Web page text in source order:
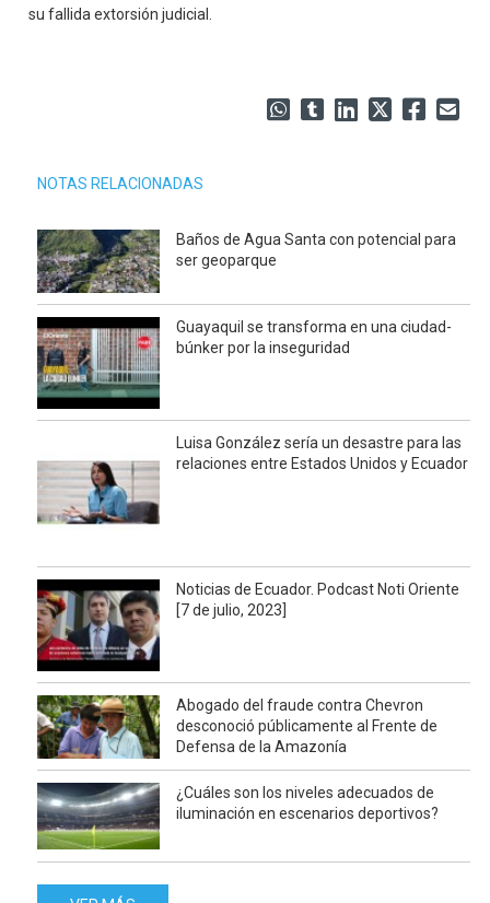
su fallida extorsión judicial.
NOTAS RELACIONADAS
Baños de Agua Santa con potencial para
ser geoparque
Guayaquil se transforma en una ciudad-
búnker por la inseguridad
Luisa González sería un desastre para las
relaciones entre Estados Unidos y Ecuador
Noticias de Ecuador. Podcast Noti Oriente
[7 de julio, 2023]
Abogado del fraude contra Chevron
desconoció públicamente al Frente de
Defensa de la Amazonía
¿Cuáles son los niveles adecuados de
iluminación en escenarios deportivos?